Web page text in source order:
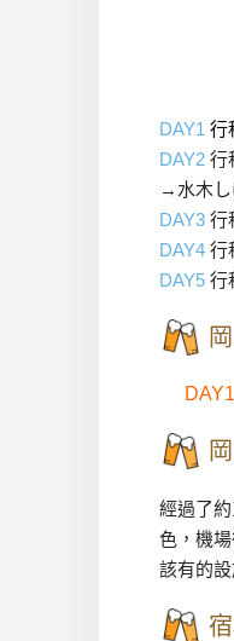
DAY1 行
DAY2 行
→水木し
DAY3 行
DAY4 行
DAY5 行
經過了
色，機
該有的